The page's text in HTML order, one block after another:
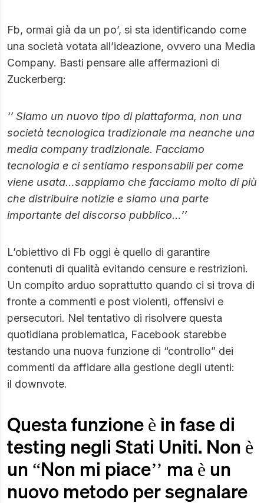
Fb, ormai già da un po’, si sta identificando come
una società votata all’ideazione, ovvero una Media
Company. Basti pensare alle affermazioni di
Zuckerberg:
‘’ Siamo un nuovo tipo di piattaforma, non una
società tecnologica tradizionale ma neanche una
media company tradizionale. Facciamo
tecnologia e ci sentiamo responsabili per come
viene usata…sappiamo che facciamo molto di più
che distribuire notizie e siamo una parte
importante del discorso pubblico…’’
L’obiettivo di Fb oggi è quello di garantire
contenuti di qualità evitando censure e restrizioni.
Un compito arduo soprattutto quando ci si trova di
fronte a commenti e post violenti, offensivi e
persecutori. Nel tentativo di risolvere questa
quotidiana problematica, Facebook starebbe
testando una nuova funzione di “controllo” dei
commenti da affidare alla gestione degli utenti:
il downvote.
Questa funzione è in fase di
testing negli Stati Uniti. Non è
un “Non mi piace’’ ma è un
nuovo metodo per segnalare